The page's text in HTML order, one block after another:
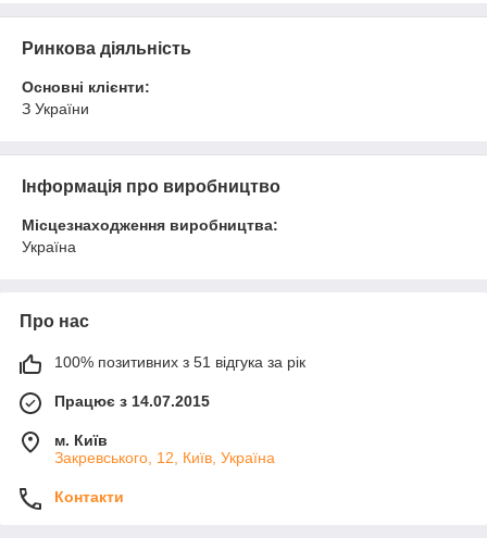
Ринкова діяльність
Основні клієнти:
З України
Інформація про виробництво
Місцезнаходження виробництва:
Україна
Про нас
100% позитивних з 51 відгука за рік
Працює з 14.07.2015
м. Київ
Закревського, 12, Київ, Україна
Контакти